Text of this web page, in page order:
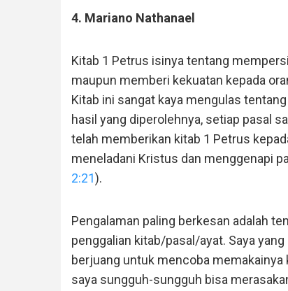
4. Mariano Nathanael
Kitab 1 Petrus isinya tentang
maupun memberi kekuatan kepada
Kitab ini sangat kaya mengulas
hasil yang diperolehnya, setiap pasal
telah memberikan kitab 1 Petrus
meneladani Kristus dan menggenapi
2:21).
Pengalaman paling berkesan adalah
penggalian kitab/pasal/ayat. Saya
berjuang untuk mencoba memakainya
saya sungguh-sungguh bisa